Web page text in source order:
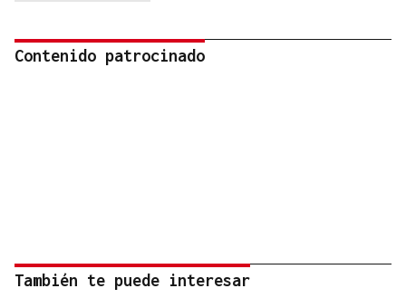
Contenido patrocinado
También te puede interesar